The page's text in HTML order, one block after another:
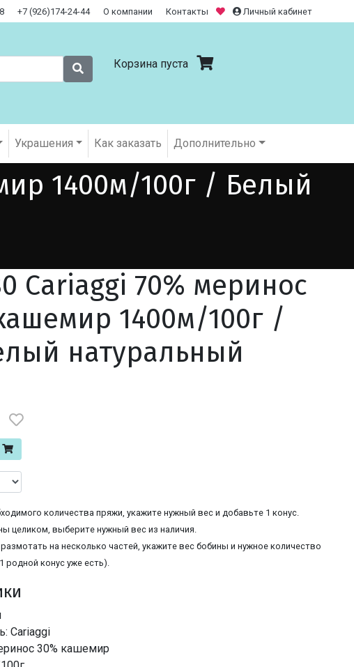
+7 (926)174-24-44 О компании Контакты Личный кабинет
Корзина пуста
Украшения Как заказать Дополнительно
1400м/100г / Белый
Cariaggi 70% меринос
1400м/100г /
натуральный
количества пряжи, укажите нужный вес и добавьте 1 конус.
целиком, выберите нужный вес из наличия.
на несколько частей, укажите вес бобины и нужное количество
родной конус уже есть).
Cariaggi
30% кашемир